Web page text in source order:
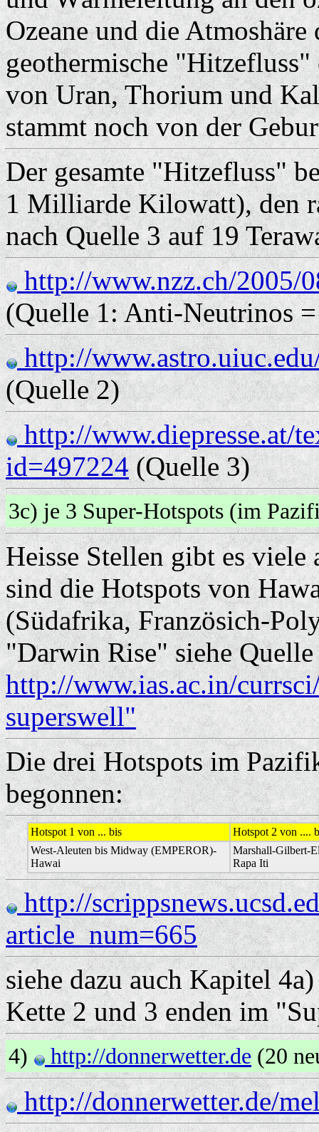
Ozeane und die
geothermische
von Uran, Thorium und
stammt noch von der
Der gesamte "Hitzefluss"
1 Milliarde Kilowatt), den
nach Quelle 3 auf 19
http://www.nzz.ch/2005/
(Quelle 1: Anti-Neutrinos
http://
(Quelle 2)
http://www.diepresse.at/
id=497224(Quelle 3)
3c) je 3 Super-Hotspots (im
Heisse Stellen gibt es viele
sind die Hotspots von
(Südafrika, Französich-
"Darwin Rise" siehe
http://www.ias.ac.in/
superswell"
Die drei Hotspots im
begonnen:
Hotspot 1 von ... bis
Hotspot 2 von ....
West-Aleuten bis Midway (EMPEROR)-
Hawai
Marshall-Gilbert-
Rapa Iti
http://
article_num=665
siehe dazu auch Kapitel
Kette 2 und 3 enden im
4) http://donnerwetter.de (20
http://donnerwetter.de/